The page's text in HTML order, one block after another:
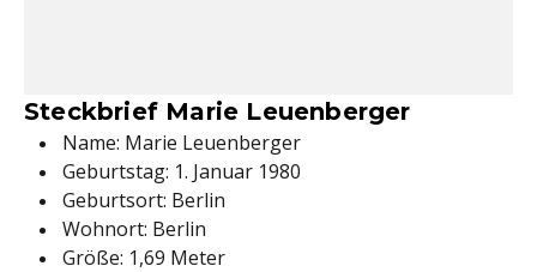
Steckbrief Marie Leuenberger
Name: Marie Leuenberger
Geburtstag: 1. Januar 1980
Geburtsort: Berlin
Wohnort: Berlin
Größe: 1,69 Meter